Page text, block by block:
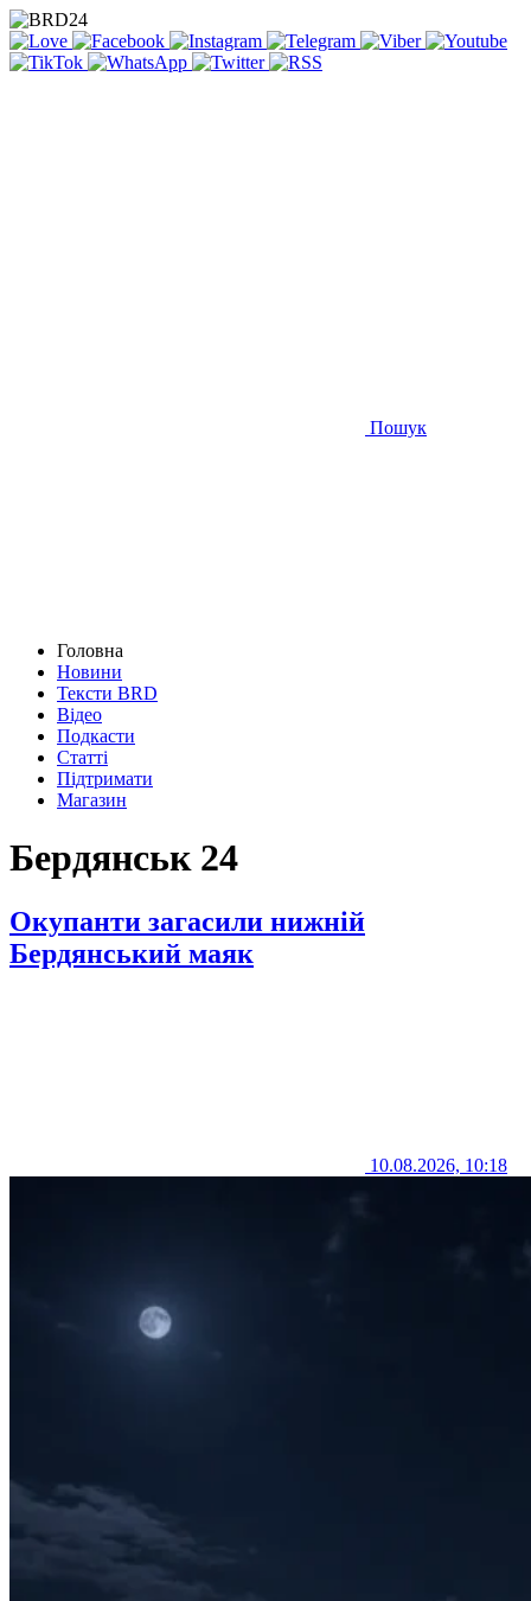
Пошук
Головна
Новини
Тексти BRD
Відео
Подкасти
Статті
Підтримати
Магазин
Бердянськ 24
Окупанти загасили нижній
Бердянський маяк
10.08.2026, 10:18